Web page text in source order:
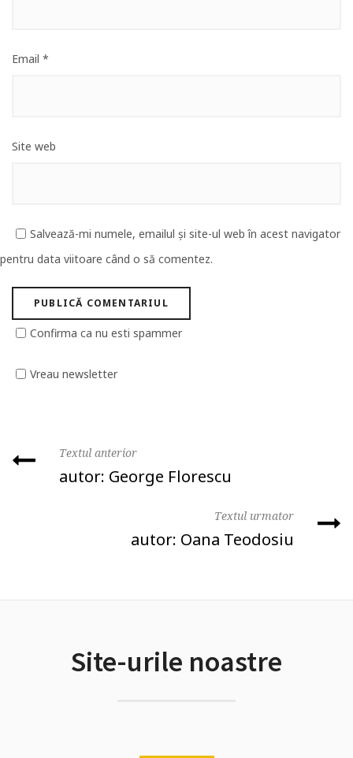
Email *
Site web
Salvează-mi numele, emailul și site-ul web în acest navigator
pentru data viitoare când o să comentez.
Confirma ca nu esti spammer
Vreau newsletter
Textul anterior
autor: George Florescu
Textul urmator
autor: Oana Teodosiu
Site-urile noastre